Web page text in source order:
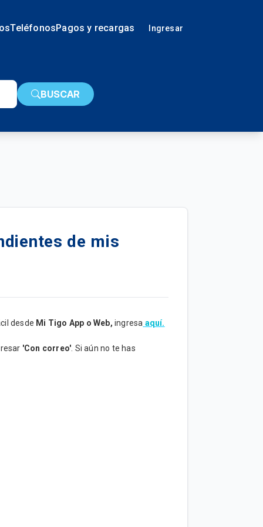
TeléfonosPagos y recargas Ingresar
BUSCAR
de mis
desde Mi Tigo App o Web,ingresa aquí.
'Con correo' . Si aún no te has